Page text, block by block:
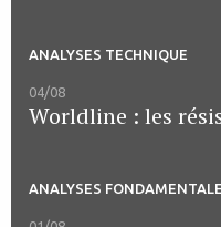
ANALYSES TECHNIQUE
04/08
Worldline : les
ANALYSES